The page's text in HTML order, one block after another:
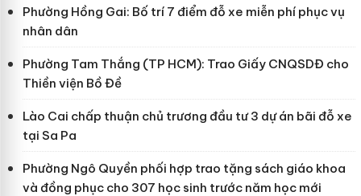
Phường Hồng Gai: Bố trí 7 điểm đỗ xe miễn phí phục vụ
nhân dân
Phường Tam Thắng (TP HCM): Trao Giấy CNQSDĐ cho
Thiền viện Bồ Đề
Lào Cai chấp thuận chủ trương đầu tư 3 dự án bãi đỗ xe
tại Sa Pa
Phường Ngô Quyền phối hợp trao tặng sách giáo khoa
và đồng phục cho 307 học sinh trước năm học mới